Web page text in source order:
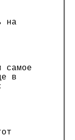
на
самое
в